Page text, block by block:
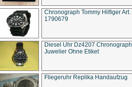
Chronograph Tommy Hilfiger Art.
1790679
Diesel Uhr Dz4207 Chronograph
Juwelier Ohne Etiket
Fliegeruhr Replika Handaufzug